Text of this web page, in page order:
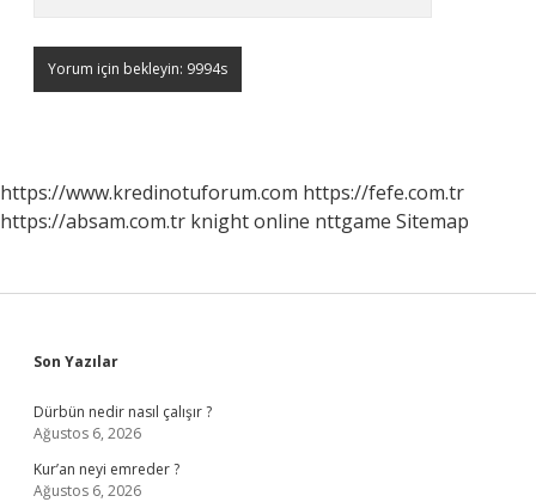
https://www.kredinotuforum.com https://fefe.com.tr
https://absam.com.tr knight online nttgame Sitemap
Sidebar
Son Yazılar
Dürbün nedir nasıl çalışır ?
Ağustos 6, 2026
Kur’an neyi emreder ?
Ağustos 6, 2026